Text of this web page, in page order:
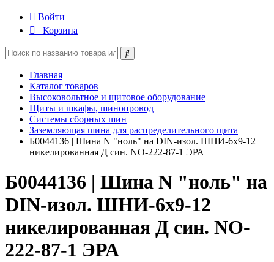
Войти
Корзина
Главная
Каталог товаров
Высоковольтное и щитовое оборудование
Щиты и шкафы, шинопровод
Системы сборных шин
Заземляющая шина для распределительного щита
Б0044136 | Шина N "ноль" на DIN-изол. ШНИ-6х9-12
никелированная Д син. NO-222-87-1 ЭРА
Б0044136 | Шина N "ноль" на
DIN-изол. ШНИ-6х9-12
никелированная Д син. NO-
222-87-1 ЭРА